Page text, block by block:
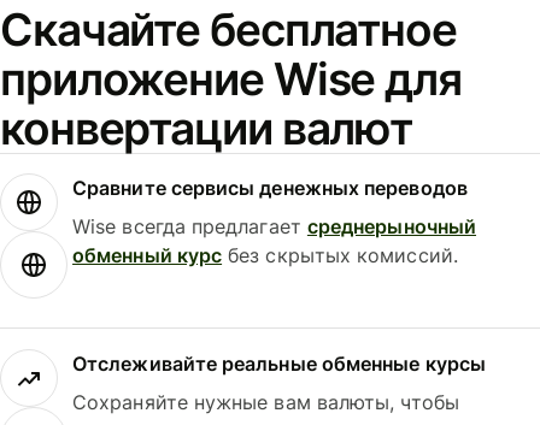
Скачайте бесплатное
приложение Wise для
конвертации валют
Сравните сервисы денежных переводов
Wise всегда предлагает среднерыночный
обменный курс без скрытых комиссий.
Отслеживайте реальные обменные курсы
Сохраняйте нужные вам валюты, чтобы